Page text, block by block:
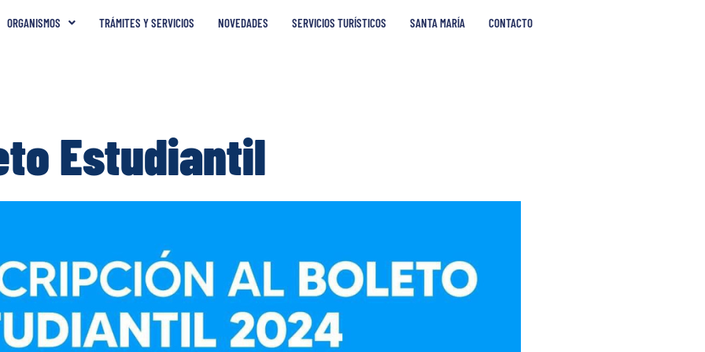
ORGANISMOS TRÁMITES Y SERVICIOS NOVEDADES SERVICIOS TURÍSTICOS SANTA MARÍA CONTACTO
Estudiantil